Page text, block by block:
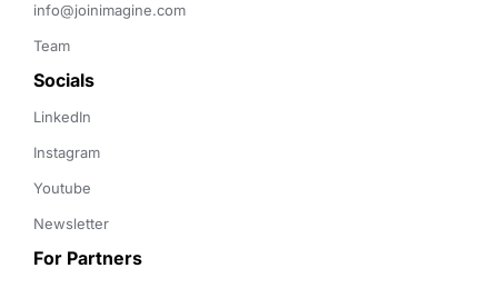
info@joinimagine.com
Team
Socials
LinkedIn
Instagram
Youtube
Newsletter
For Partners